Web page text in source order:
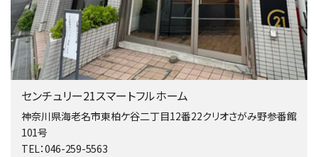
相模大野駅
バ9分・歩4分
２０１５年６月築、積水ハウス施工住宅です。 南東…
第5位
3,680万円
バ19分・ 歩8分
開放感があり日当たり良好な南西・北西角地区画。 …
センチュリー21スマートフルホーム
神奈川県海老名市東柏ケ谷二丁目12番22クリオさがみ野参番館
101号
TEL：046-259-5563